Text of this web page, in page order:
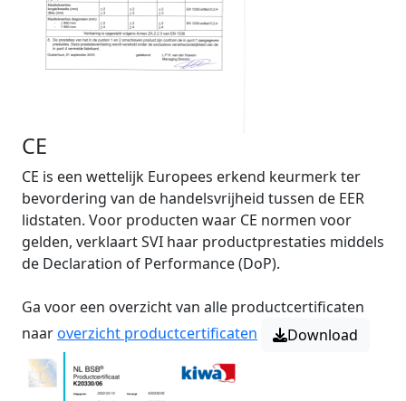
CE
CE is een wettelijk Europees erkend keurmerk ter
bevordering van de handelsvrijheid tussen de EER
lidstaten. Voor producten waar CE normen voor
gelden, verklaart SVI haar productprestaties middels
de Declaration of Performance (DoP).
Ga voor een overzicht van alle productcertificaten
naaroverzicht productcertificaten Download